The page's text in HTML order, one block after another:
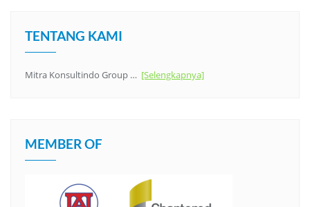
TENTANG KAMI
Mitra Konsultindo Group … [Selengkapnya]
MEMBER OF